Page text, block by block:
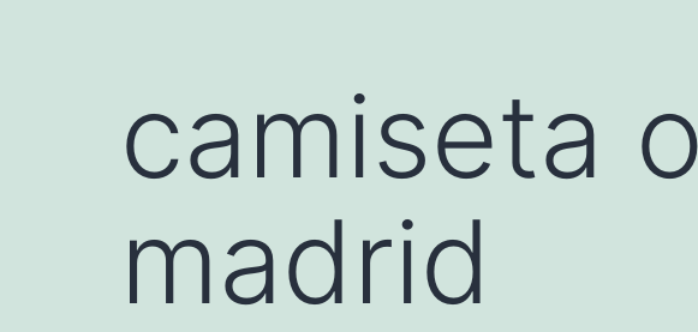
camiseta
madrid